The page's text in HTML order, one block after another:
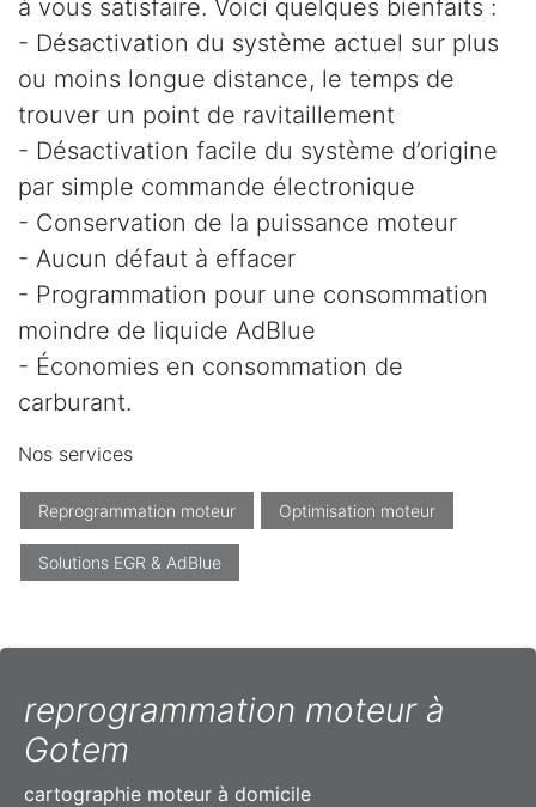
à vous satisfaire. Voici quelques bienfaits :
- Désactivation du système actuel sur plus
ou moins longue distance, le temps de
trouver un point de ravitaillement
- Désactivation facile du système d’origine
par simple commande électronique
- Conservation de la puissance moteur
- Aucun défaut à effacer
- Programmation pour une consommation
moindre de liquide AdBlue
- Économies en consommation de
carburant.
Nos services
Reprogrammation moteur Optimisation moteur
Solutions EGR & AdBlue
reprogrammation moteur à
Gotem
cartographie moteur à domicile